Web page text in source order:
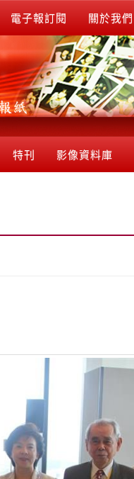
電子報訂閱 關於我們
特刊 影像資料庫